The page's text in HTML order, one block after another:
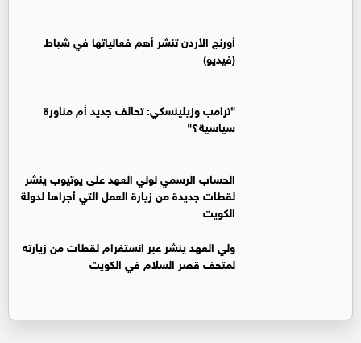
أورنج الأردن تنشر أهم فعالياتها في شباط
(فيديو)
"ترامب وزيلينسكي: تحالف جديد أم مناورة
سياسية؟"
الحساب الرسمي لولي العهد على يوتيوب ينشر
لقطات جديدة من زيارة العمل التي أجراها لدولة
الكويت
ولي العهد ينشر عبر انستغرام لقطات من زيارته
لمتحف قصر السلام في الكويت